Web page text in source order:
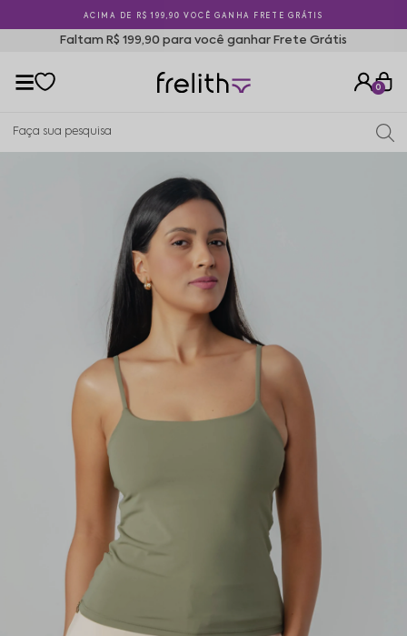
ACIMA DE R$ 199,90 VOCÊ GANHA FRETE GRÁTIS
Faltam R$ 199,90 para você ganhar Frete Grátis
0